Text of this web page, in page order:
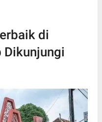
di
Dikunjungi